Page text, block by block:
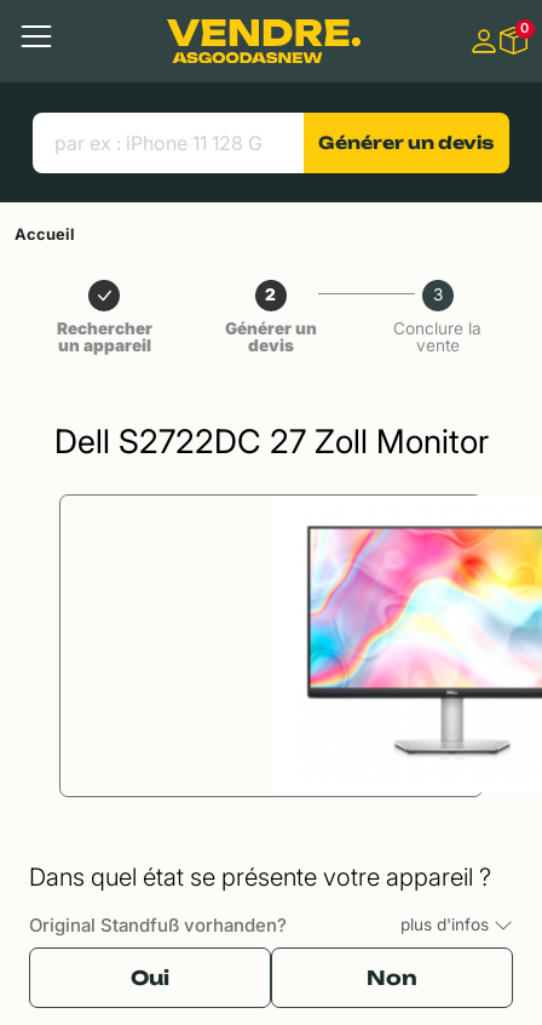
Contenu principal
Menu
Liens utiles
0
Générer un devis
Accueil
Rechercher
un appareil
2
Générer un
devis
3
Conclure la
vente
Dell S2722DC 27 Zoll Monitor
Dans quel état se présente votre appareil ?
Original Standfuß vorhanden? plus d'infos
Oui Non